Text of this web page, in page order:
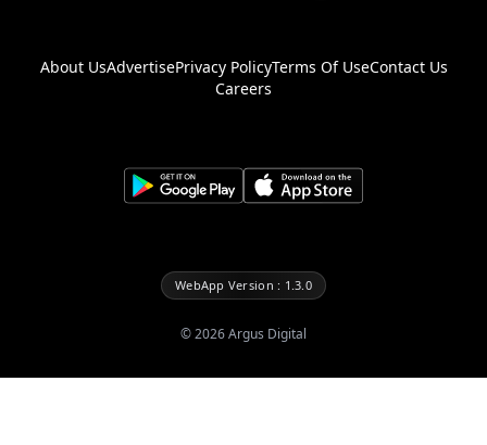
About UsAdvertisePrivacy PolicyTerms Of UseContact Us
Careers
WebApp Version : 1.3.0
©2026Argus Digital